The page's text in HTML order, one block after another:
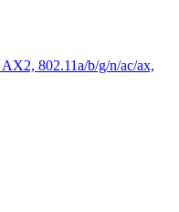
802.11a/b/g/n/ac/ax,